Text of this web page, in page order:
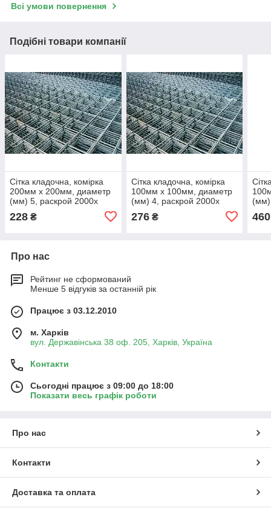
Всі умови повернення
Подібні товари компанії
Сітка кладочна, комірка
200мм х 200мм, диаметр
(мм) 5, раскрой 2000х
228 ₴
Сітка кладочна, комірка
100мм х 100мм, диаметр
(мм) 4, раскрой 2000х
276₴
(мм)
460
Про нас
Рейтинг не сформований
Менше 5 відгуків за останній рік
Працює з 03.12.2010
м. Харків
вул. Державінська 38 оф. 205, Харків, Україна
Контакти
Сьогодні працює з 09:00 до 18:00
Показати весь графік роботи
Про нас
Контакти
Доставка та оплата